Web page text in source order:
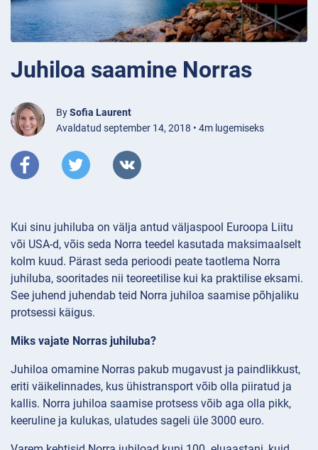
Juhiloa saamine Norras
BySofia Laurent
Avaldatud september 14, 2018 • 4m lugemiseks
Kui sinu juhiluba on välja antud väljaspool Euroopa Liitu
või USA-d, võis seda Norra teedel kasutada maksimaalselt
kolm kuud. Pärast seda perioodi peate taotlema Norra
juhiluba, sooritades nii teoreetilise kui ka praktilise eksami.
See juhend juhendab teid Norra juhiloa saamise põhjaliku
protsessi käigus.
Miks vajate Norras juhiluba?
Juhiloa omamine Norras pakub mugavust ja paindlikkust,
eriti väikelinnades, kus ühistransport võib olla piiratud ja
kallis. Norra juhiloa saamise protsess võib aga olla pikk,
keeruline ja kulukas, ulatudes sageli üle 3000 euro.